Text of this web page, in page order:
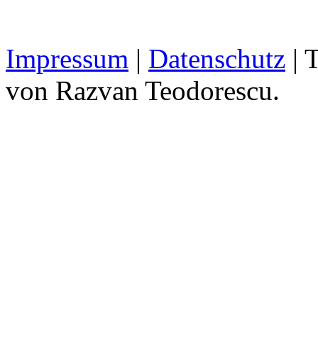
Impressum | Datenschutz |
von Razvan Teodorescu.